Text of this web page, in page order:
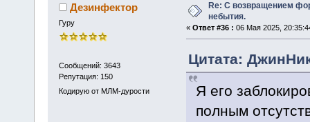
Дезинфектор
Гуру
Сообщений: 3643
Репутация: 150
Кодирую от МЛМ-дурости
Re: С возвращением
небытия.
« Ответ #36 : 06 Мая 2025,
Цитата:
Я его
полным